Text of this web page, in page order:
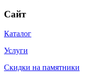
Сайт
Каталог
Услуги
Скидки на памятники